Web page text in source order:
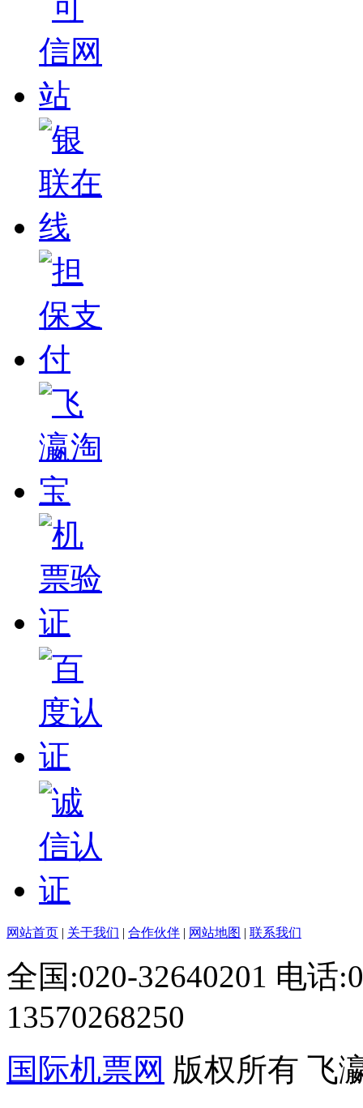
网站首页 | 关于我们 | 合作伙伴 | 网站地图 | 联系我们
全国:020-32640201 电话
13570268250
国际机票网 版权所有 飞